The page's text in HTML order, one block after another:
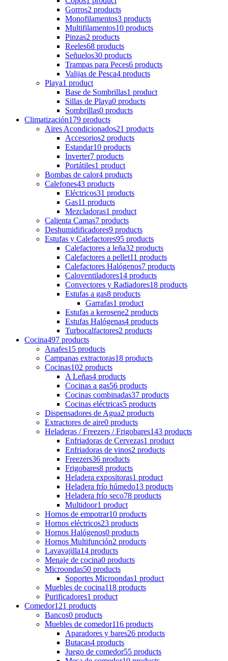
Gorros2 products
Monofilamentos3 products
Multifilamentos10 products
Pinzas2 products
Reeles68 products
Señuelos30 products
Trampas para Peces6 products
Valijas de Pesca4 products
Playa1 product
Base de Sombrillas1 product
Sillas de Playa0 products
Sombrillas0 products
Climatización179 products
Aires Acondicionados21 products
Accesorios2 products
Estandar10 products
Inverter7 products
Portátiles1 product
Bombas de calor4 products
Calefones43 products
Eléctricos31 products
Gas11 products
Mezcladoras1 product
Calienta Camas7 products
Deshumidificadores9 products
Estufas y Calefactores95 products
Calefactores a leña32 products
Calefactores a pellet11 products
Calefactores Halógenos7 products
Caloventiladores14 products
Convectores y Radiadores18 products
Estufas a gas8 products
Garrafas1 product
Estufas a kerosene2 products
Estufas Halógenas4 products
Turbocalfactores2 products
Cocina497 products
Anafes15 products
Campanas extractoras18 products
Cocinas102 products
A Leñas4 products
Cocinas a gas56 products
Cocinas combinadas37 products
Cocinas eléctricas5 products
Dispensadores de Agua2 products
Extractores de aire0 products
Heladeras / Freezers / Frigobares143 products
Enfriadoras de Cervezas1 product
Enfriadoras de vinos2 products
Freezers36 products
Frigobares8 products
Heladera expositoras1 product
Heladera frío húmedo13 products
Heladera frío seco78 products
Multidoor1 product
Hornos de empotrar10 products
Hornos eléctricos23 products
Hornos Halógenos0 products
Hornos Multifunción2 products
Lavavajilla14 products
Menaje de cocina0 products
Microondas50 products
Soportes Microondas1 product
Muebles de cocina118 products
Purificadores1 product
Comedor121 products
Bancos0 products
Muebles de comedor116 products
Aparadores y bares26 products
Butacas4 products
Juego de comedor55 products